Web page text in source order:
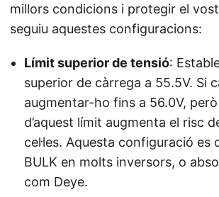
millors condicions i protegir el
seguiu aquestes configuracions:
Límit superior de tensió:
superior de càrrega a 55.5V. Si
augmentar-ho fins a 56.0V,
d’aquest límit augmenta el risc
cel·les. Aquesta configuració es
BULK en molts inversors, o
com Deye.